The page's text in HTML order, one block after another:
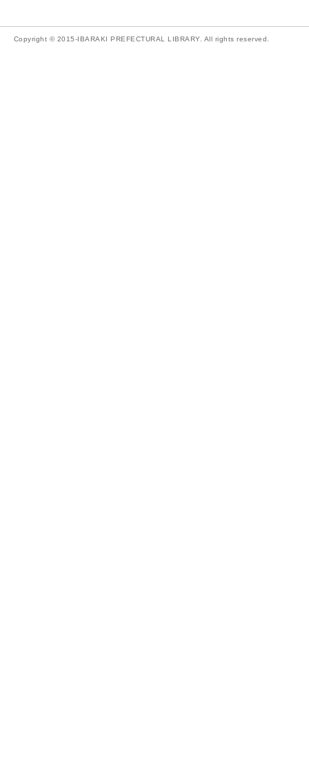
Copyright © 2015-IBARAKI PREFECTURAL LIBRARY. All rights reserved.